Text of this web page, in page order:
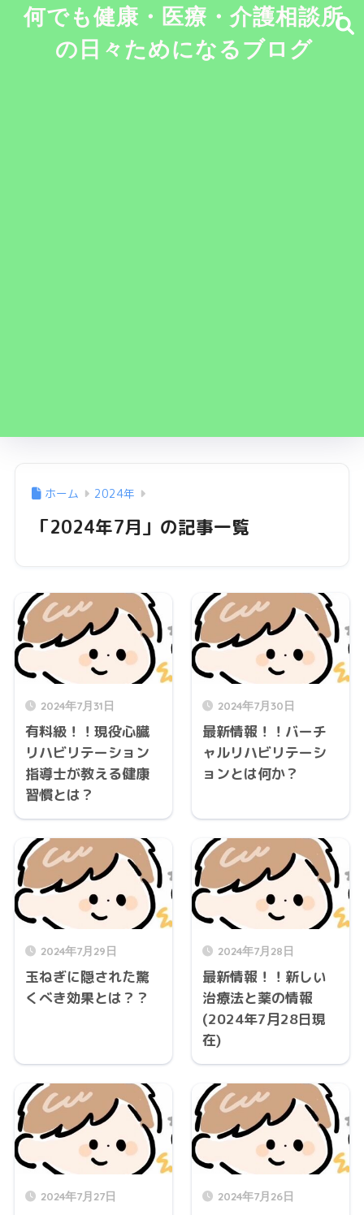
何でも健康・医療・介護相談所
の日々ためになるブログ
ホーム 2024年
「2024年7月」の記事一覧
2024年7月31日
有料級！！現役心臓
リハビリテーション
指導士が教える健康
習慣とは？
2024年7月30日
最新情報！！バーチ
ャルリハビリテーシ
ョンとは何か？
2024年7月29日
玉ねぎに隠された驚
くべき効果とは？？
2024年7月28日
最新情報！！新しい
治療法と薬の情報
(2024年7月28日現
在)
2024年7月27日 2024年7月26日